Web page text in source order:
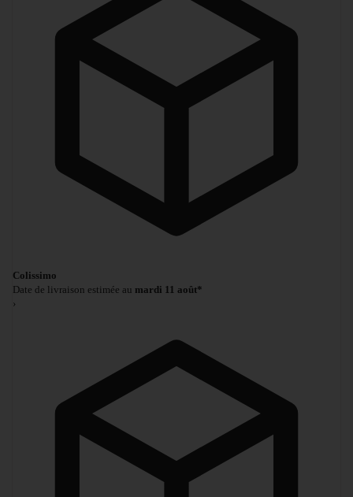
Colissimo
Date de livraison estimée au mardi 11 août*
›